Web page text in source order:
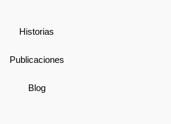
Historias
Publicaciones
Blog